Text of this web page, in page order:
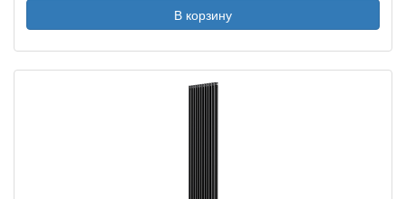
В корзину